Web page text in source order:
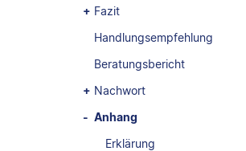
Fazit
Handlungsempfehlung
Beratungsbericht
Nachwort
Anhang
Erklärung